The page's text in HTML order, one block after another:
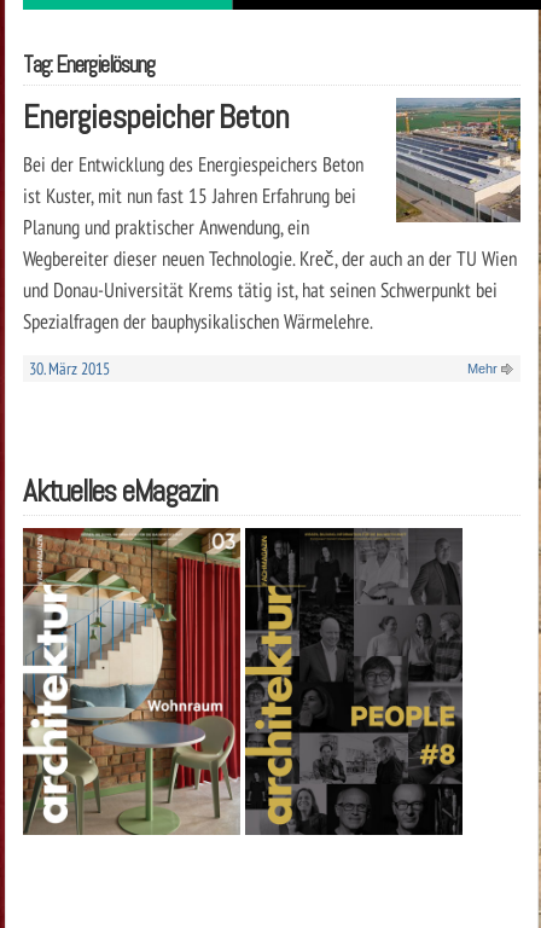
Tag: Energielösung
Energiespeicher Beton
Bei der Entwicklung des Energiespeichers Beton
ist Kuster, mit nun fast 15 Jahren Erfahrung bei
Planung und praktischer Anwendung, ein
Wegbereiter dieser neuen Technologie. Kreč, der auch an der TU Wien
und Donau-Universität Krems tätig ist, hat seinen Schwerpunkt bei
Spezialfragen der bauphysikalischen Wärmelehre.
30. März 2015 Mehr
Aktuelles eMagazin